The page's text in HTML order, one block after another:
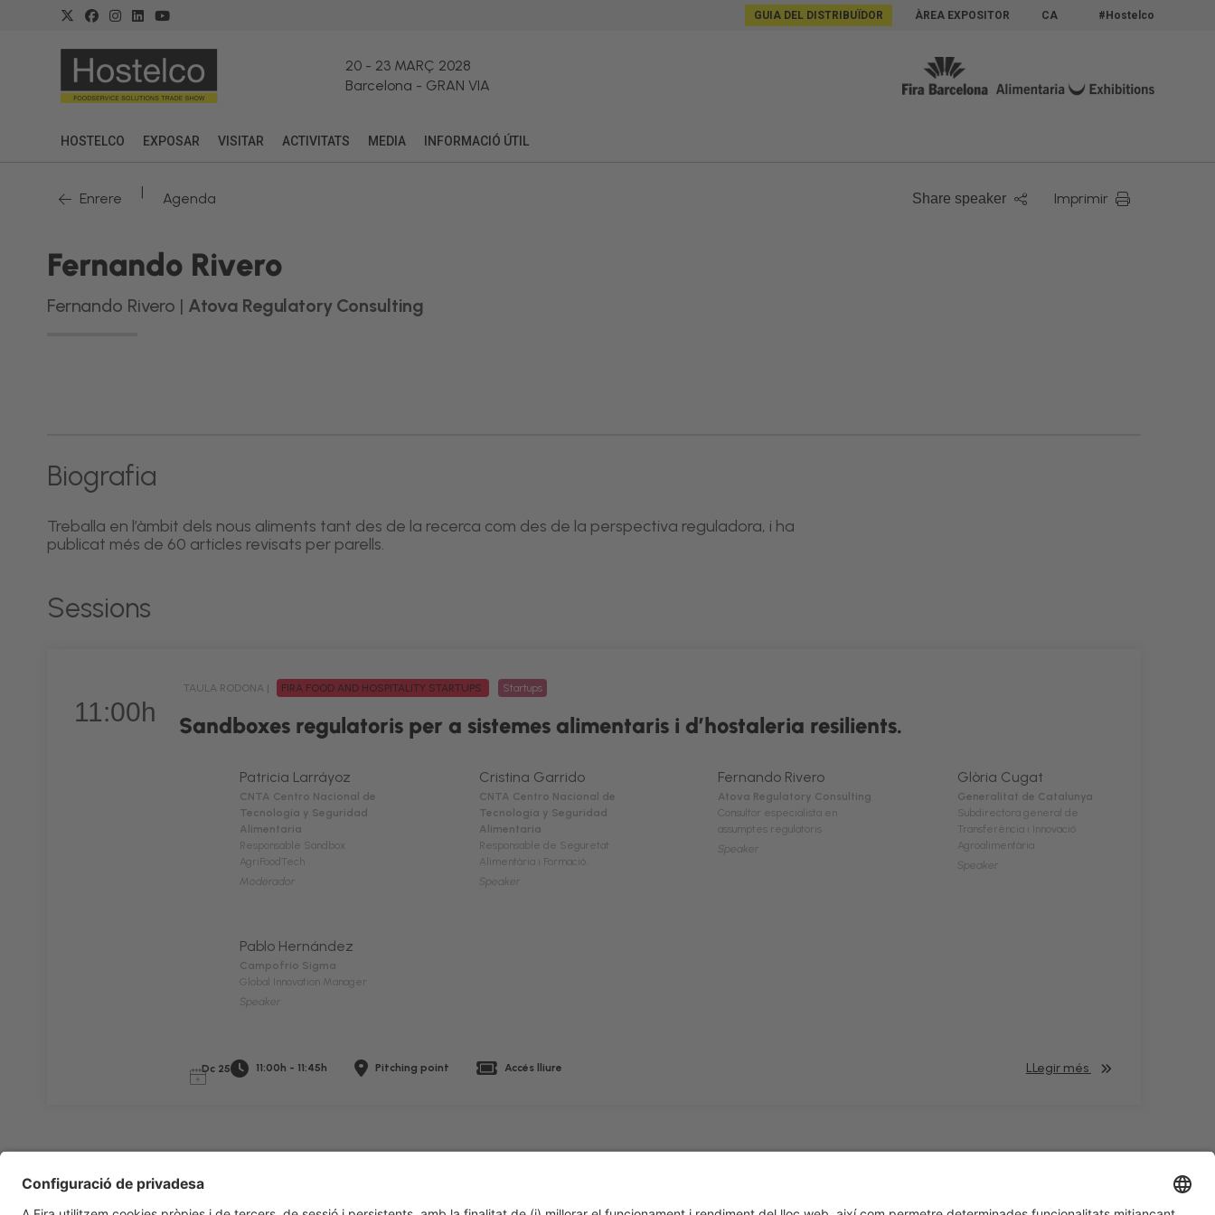
GUIA DEL DISTRIBUÏDOR ÀREA EXPOSITOR CA #Hostelco
20- 23 MARÇ 2028
Barcelona - GRAN VIA
HOSTELCO EXPOSAR VISITAR ACTIVITATS MEDIA INFORMACIÓ ÚTIL
Enrere | Agenda Share speaker Imprimir
Fernando Rivero
Fernando Rivero | Atova Regulatory Consulting
Biografia
Treballa en l’àmbit dels nous aliments tant des de la recerca com des de la perspectiva reguladora, i ha
publicat més de 60 articles revisats per parells.
Sessions
11:00h
TAULA RODONA | FIRA FOOD AND HOSPITALITY STARTUPS Startups
Sandboxes regulatoris per a sistemes alimentaris i d’hostaleria resilients.
Patricia Larráyoz
CNTA Centro Nacional de
Tecnología y Seguridad
Alimentaria
Responsable Sandbox
AgriFoodTech
Moderador
Cristina Garrido
CNTA Centro Nacional de
Tecnología y Seguridad
Alimentaria
Responsable de Seguretat
Alimentària i Formació.
Speaker
Fernando Rivero
Atova Regulatory Consulting
Consultor especialista en
assumptes regulatoris
Speaker
Glòria Cugat
Generalitat de Catalunya
Subdirectora general de
Transferència i Innovació
Agroalimentària
Speaker
Pablo Hernández
Campofrío Sigma
Global Innovation Manager
Speaker
Dc 25 11:00h - 11:45h Pitching point Accés lliure LLegir més
#HOSTELCO2028